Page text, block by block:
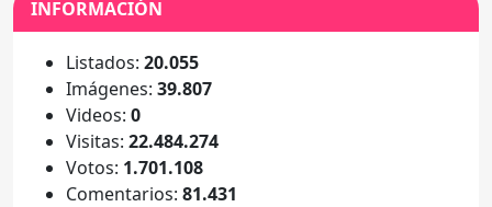
INFORMACIÓN
Listados: 20.055
Imágenes: 39.807
Videos: 0
Visitas: 22.484.274
Votos: 1.701.108
Comentarios: 81.431